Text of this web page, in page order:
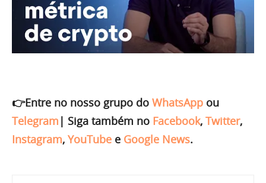
👉Entre no nosso grupo do WhatsApp ou
Telegram | Siga também no Facebook, Twitter,
Instagram, YouTube e Google News.